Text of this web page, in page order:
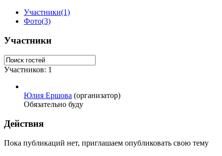
Участники(1)
Фото(3)
Участники
Участников: 1
Юлия Ершова (организатор)
Обязательно буду
Действия
Пока публикаций нет, приглашаем опубликовать свою тему